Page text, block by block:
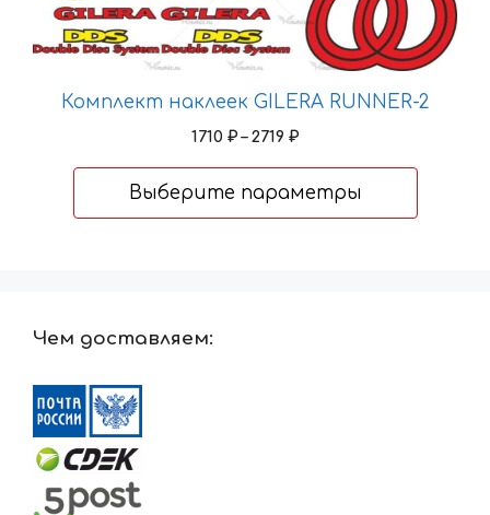
Комплект наклеек GILERA RUNNER-2
1710 ₽ – 2719 ₽Диапазон
–
Выберите параметры
Опции
можно
Чем доставляем: